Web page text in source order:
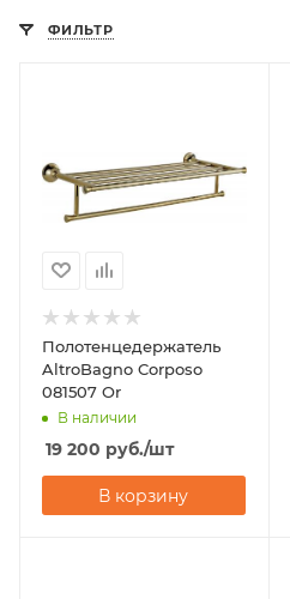
ФИЛЬТР
Полотенцедержатель
AltroBagno Corposo
081507 Or
В наличии
19 200 руб./шт
В корзину